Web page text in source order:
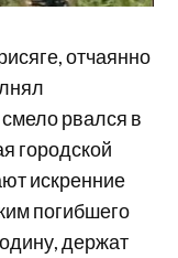
отчаянно
рвался в
городской
искренние
погибшего
держат